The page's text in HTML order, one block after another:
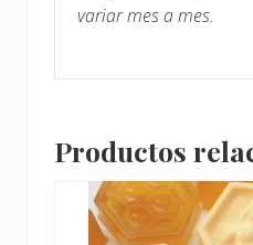
variar mes a mes.
Productos